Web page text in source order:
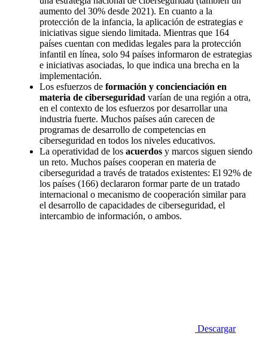
aumento del 30% desde 2021). En cuanto a la
protección de la infancia, la aplicación de estrategias e
iniciativas sigue siendo limitada. Mientras que 164
países cuentan con medidas legales para la protección
infantil en línea, solo 94 países informaron de estrategias
e iniciativas asociadas, lo que indica una brecha en la
implementación.
Los esfuerzos de formación y concienciación en
materia de ciberseguridad varían de una región a otra,
en el contexto de los esfuerzos por desarrollar una
industria fuerte. Muchos países aún carecen de
programas de desarrollo de competencias en
ciberseguridad en todos los niveles educativos.
La operatividad de los acuerdos y marcos siguen siendo
un reto. Muchos países cooperan en materia de
ciberseguridad a través de tratados existentes: El 92% de
los países (166) declararon formar parte de un tratado
internacional o mecanismo de cooperación similar para
el desarrollo de capacidades de ciberseguridad, el
intercambio de información, o ambos.
Descargar